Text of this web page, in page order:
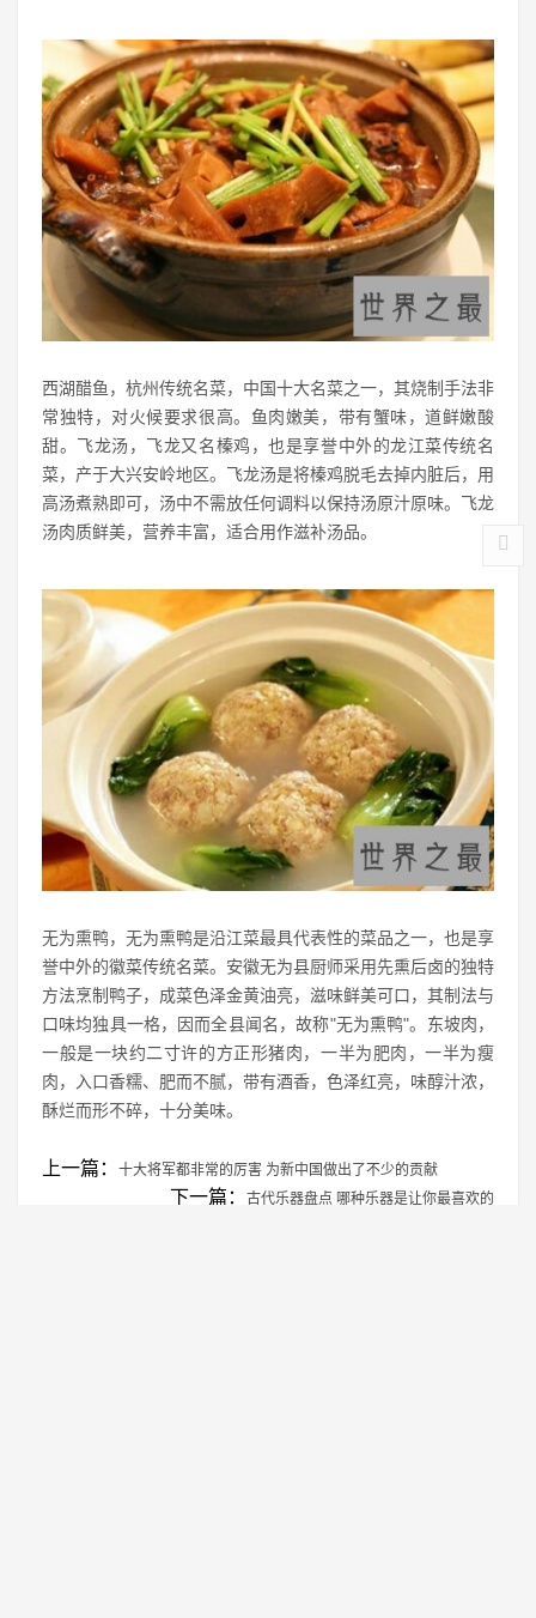
西湖醋鱼，杭州传统名菜，中国十大名菜之一，其烧制手法非
常独特，对火候要求很高。鱼肉嫩美，带有蟹味，道鲜嫩酸
甜。飞龙汤，飞龙又名榛鸡，也是享誉中外的龙江菜传统名
菜，产于大兴安岭地区。飞龙汤是将榛鸡脱毛去掉内脏后，用
高汤煮熟即可，汤中不需放任何调料以保持汤原汁原味。飞龙
汤肉质鲜美，营养丰富，适合用作滋补汤品。
无为熏鸭，无为熏鸭是沿江菜最具代表性的菜品之一，也是享
誉中外的徽菜传统名菜。安徽无为县厨师采用先熏后卤的独特
方法烹制鸭子，成菜色泽金黄油亮，滋味鲜美可口，其制法与
口味均独具一格，因而全县闻名，故称"无为熏鸭"。东坡肉，
一般是一块约二寸许的方正形猪肉，一半为肥肉，一半为瘦
肉，入口香糯、肥而不腻，带有酒香，色泽红亮，味醇汁浓，
酥烂而形不碎，十分美味。
上一篇： 十大将军都非常的厉害 为新中国做出了不少的贡献
下一篇： 古代乐器盘点 哪种乐器是让你最喜欢的